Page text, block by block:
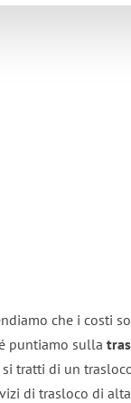
che i costi
puntiamo sulla
tratti di un
di trasloco di